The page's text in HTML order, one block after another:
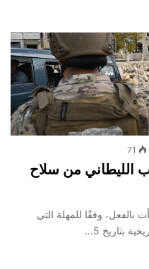
71
الليطاني من سلاح
بالفعل، وفقًا للمهلة التي
بتاريخ 5…